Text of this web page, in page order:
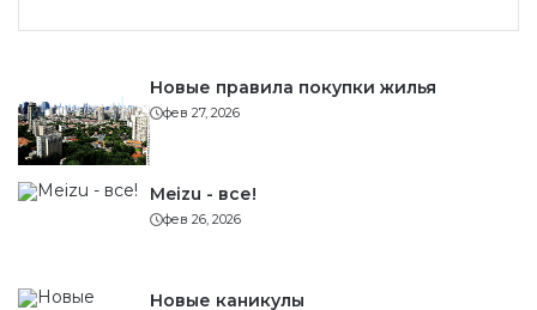
Новые правила покупки жилья
фев 27, 2026
Meizu - все!
фев 26, 2026
Новые каникулы